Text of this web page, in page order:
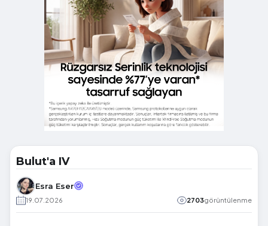
Bulut'a IV
Esra Eser
19.07.2026 2703görüntülenme